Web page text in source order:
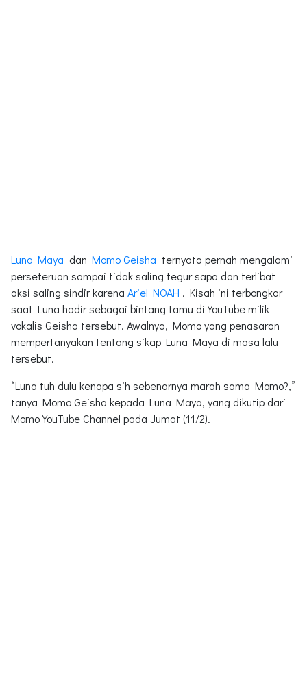
Luna Maya dan Momo Geisha ternyata pernah mengalami
perseteruan sampai tidak saling tegur sapa dan terlibat
aksi saling sindir karena Ariel NOAH . Kisah ini terbongkar
saat Luna hadir sebagai bintang tamu di YouTube milik
vokalis Geisha tersebut. Awalnya, Momo yang penasaran
mempertanyakan tentang sikap Luna Maya di masa lalu
tersebut.
“Luna tuh dulu kenapa sih sebenarnya marah sama Momo?,”
tanya Momo Geisha kepada Luna Maya, yang dikutip dari
Momo YouTube Channel pada Jumat (11/2).